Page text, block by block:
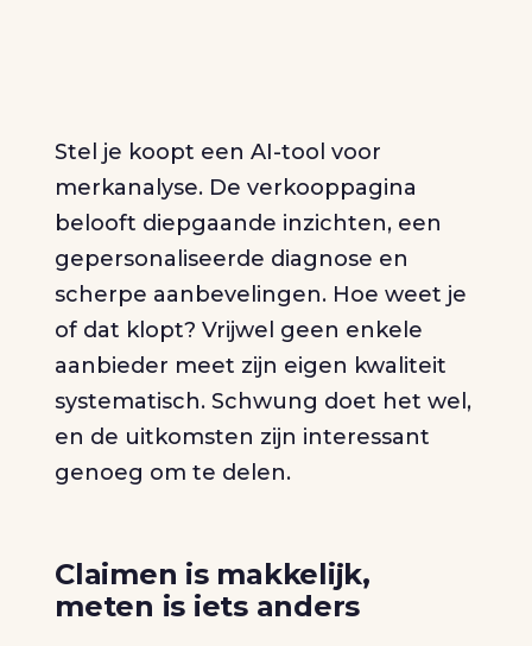
Stel je koopt een AI-tool voor
merkanalyse. De verkooppagina
belooft diepgaande inzichten, een
gepersonaliseerde diagnose en
scherpe aanbevelingen. Hoe weet je
of dat klopt? Vrijwel geen enkele
aanbieder meet zijn eigen kwaliteit
systematisch. Schwung doet het wel,
en de uitkomsten zijn interessant
genoeg om te delen.
Claimen is makkelijk,
meten is iets anders